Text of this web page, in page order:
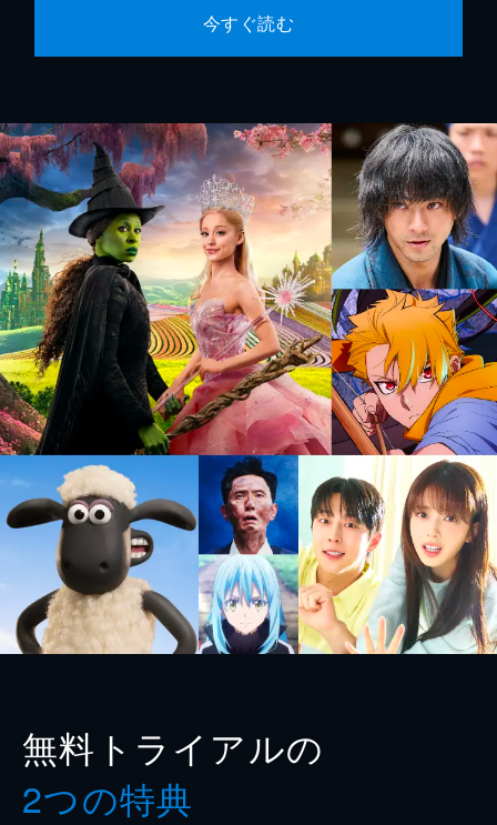
今すぐ読む
無料トライアルの
2つの特典